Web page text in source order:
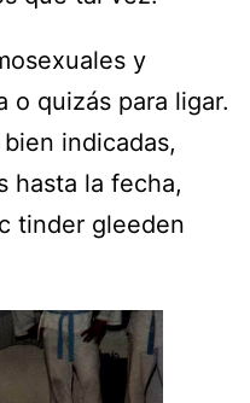
y
o quizás para ligar.
indicadas,
hasta la fecha,
tinder gleeden